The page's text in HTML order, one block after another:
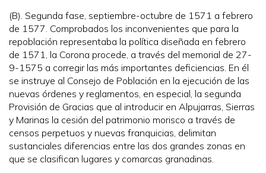
(B). Segunda fase, septiembre-octubre de 1571 a febrero
de 1577. Comprobados los inconvenientes que para la
repoblación representaba la política diseñada en febrero
de 1571, la Corona procede, a través del memorial de 27-
9-1575 a corregir las más importantes deficiencias. En él
se instruye al Consejo de Población en la ejecución de las
nuevas órdenes y reglamentos, en especial, la segunda
Provisión de Gracias que al introducir en Alpujarras, Sierras
y Marinas la cesión del patrimonio morisco a través de
censos perpetuos y nuevas franquicias, delimitan
sustanciales diferencias entre las dos grandes zonas en
que se clasifican lugares y comarcas granadinas.